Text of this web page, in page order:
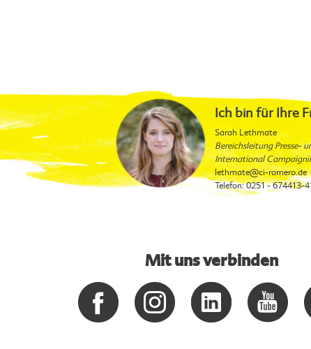
Ich bin für Ihre
Sarah Lethmate
Bereichsleitung Presse-
International
lethmate@ci-romero.de
Telefon: 0251 - 674413-41
Mit uns verbinden